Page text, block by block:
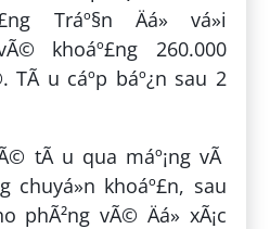
Tráº§n Äá» vá»i
khoáº£ng 260.000
TÃ u cáº­p báº¿n sau 2
tÃ u qua máº¡ng vÃ
chuyá»n khoáº£n, sau
phÃ²ng vÃ© Äá» xÃ¡c